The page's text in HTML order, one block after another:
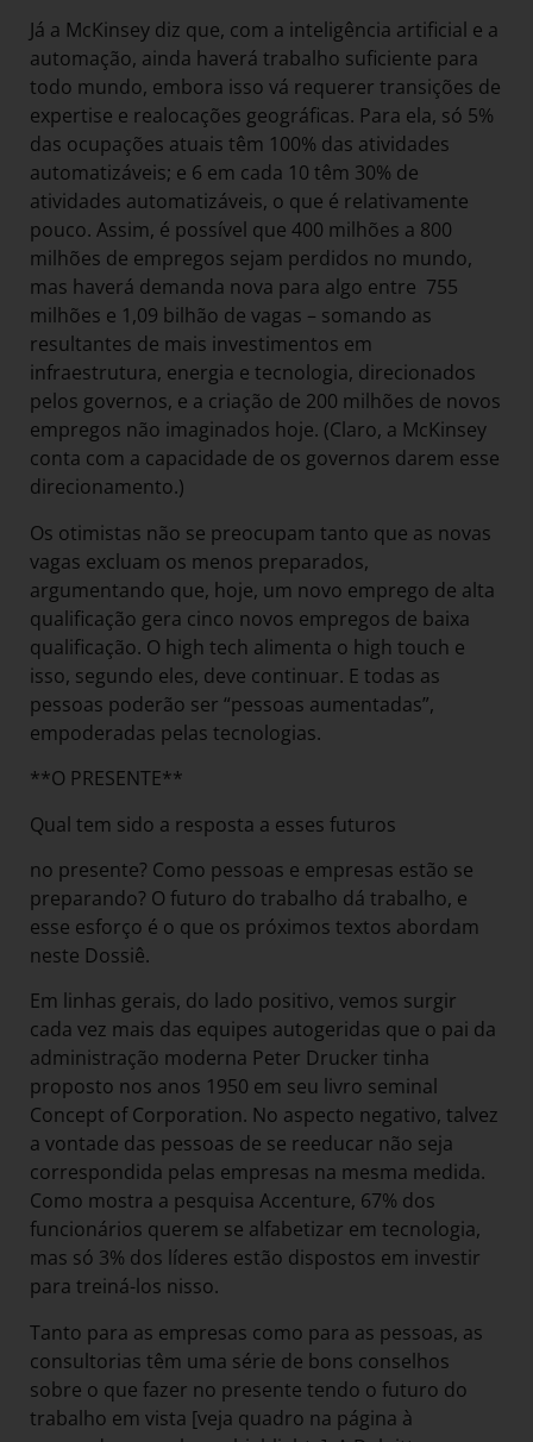
Já a McKinsey diz que, com a inteligência artificial e a
automação, ainda haverá trabalho suficiente para
todo mundo, embora isso vá requerer transições de
expertise e realocações geográficas. Para ela, só 5%
das ocupações atuais têm 100% das atividades
automatizáveis; e 6 em cada 10 têm 30% de
atividades automatizáveis, o que é relativamente
pouco. Assim, é possível que 400 milhões a 800
milhões de empregos sejam perdidos no mundo,
mas haverá demanda nova para algo entre 755
milhões e 1,09 bilhão de vagas – somando as
resultantes de mais investimentos em
infraestrutura, energia e tecnologia, direcionados
pelos governos, e a criação de 200 milhões de novos
empregos não imaginados hoje. (Claro, a McKinsey
conta com a capacidade de os governos darem esse
direcionamento.)
Os otimistas não se preocupam tanto que as novas
vagas excluam os menos preparados,
argumentando que, hoje, um novo emprego de alta
qualificação gera cinco novos empregos de baixa
qualificação. O high tech alimenta o high touch e
isso, segundo eles, deve continuar. E todas as
pessoas poderão ser “pessoas aumentadas”,
empoderadas pelas tecnologias.
**O PRESENTE**
Qual tem sido a resposta a esses futuros
no presente? Como pessoas e empresas estão se
preparando? O futuro do trabalho dá trabalho, e
esse esforço é o que os próximos textos abordam
neste Dossiê.
Em linhas gerais, do lado positivo, vemos surgir
cada vez mais das equipes autogeridas que o pai da
administração moderna Peter Drucker tinha
proposto nos anos 1950 em seu livro seminal
Concept of Corporation. No aspecto negativo, talvez
a vontade das pessoas de se reeducar não seja
correspondida pelas empresas na mesma medida.
Como mostra a pesquisa Accenture, 67% dos
funcionários querem se alfabetizar em tecnologia,
mas só 3% dos líderes estão dispostos em investir
para treiná-los nisso.
Tanto para as empresas como para as pessoas, as
consultorias têm uma série de bons conselhos
sobre o que fazer no presente tendo o futuro do
trabalho em vista [veja quadro na página à